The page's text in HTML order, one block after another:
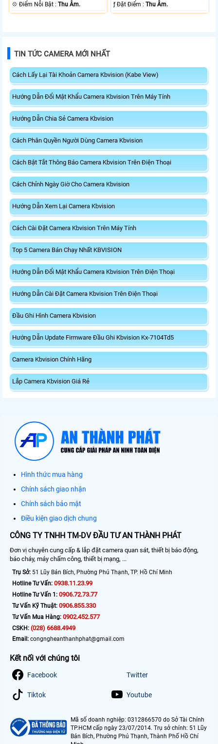
️💠 Điểm Nỗi Bật :Thu Âm.
️ƒ Đặt Điểm :Thu Âm.
TIN TỨC CAMERA MỚI NHẤT
Cách Lấy Lại Tài Khoản Camera Kbvision (Kabe View)
Hướng Dẫn Đổi Mật Khẩu Camera Kbvision Trên Máy Tính
Hướng Dẫn Chia Sẻ Camera Kbvision
Cách Phân Quyền Người Dùng Camera Kbvision
Cách Bật Tắt Thông Báo Camera Kbvision Trên Điện Thoại
Cách Chỉnh Ngày Giờ Cho Camera Kbvision
Hướng Dẫn Xem Lại Camera Kbvision
Cách Cài Đặt Camera Kbvision Trên Máy Tính
Top 5 Camera Bán Chạy Nhất KBVISION
Hướng Dẫn Đổi Mật Khẩu Camera Kbvision Trên Điện Thoại
Hướng Dẫn Cài Đặt Camera Kbvision Trên Điện Thoại
Đầu Ghi Hình Camera Kbvision
Hướng Dẫn Update Firmware Đầu Ghi Kbvision Kx-7104Td5
Camera Kbvision Chính Hãng
Lắp Camera Kbvision Giá Rẻ
Hình thức mua hàng
Chính sách giao nhận
Chính sách bảo mật
Điều kiện giao dịch chung
CÔNG TY TNHH TM-DV ĐẦU TƯ AN THÀNH PHÁT
Đơn vị chuyên cung cấp & lắp đặt camera quan sát, thiết bị báo động,
báo cháy, máy chấm công, thiết bị mạng, ...
Trụ Sở: 51 Lũy Bán Bích, Phường Phú Thạnh, TP. Hồ Chí Minh
Hotline Tư Vấn: 0938.11.23.99
Hotline Tư Vấn 1: 0906.72.73.77
Tư Vấn Kỹ Thuật: 0906.855.330
Tư Vấn Mua Hàng: 0902.452.577
CSKH: (028) 6688.4949
Email: congngheanthanhphat@gmail.com
Kết nối với chúng tôi
Facebook Twitter
Tiktok Youtube
Mã số doanh nghiệp: 0312866570 do Sở Tài Chính
TP.HCM cấp ngày 23/07/2014. Trụ sở chính: 51 Lũy
Bán Bích, Phường Phú Thạnh, Thành Phố Hồ Chí